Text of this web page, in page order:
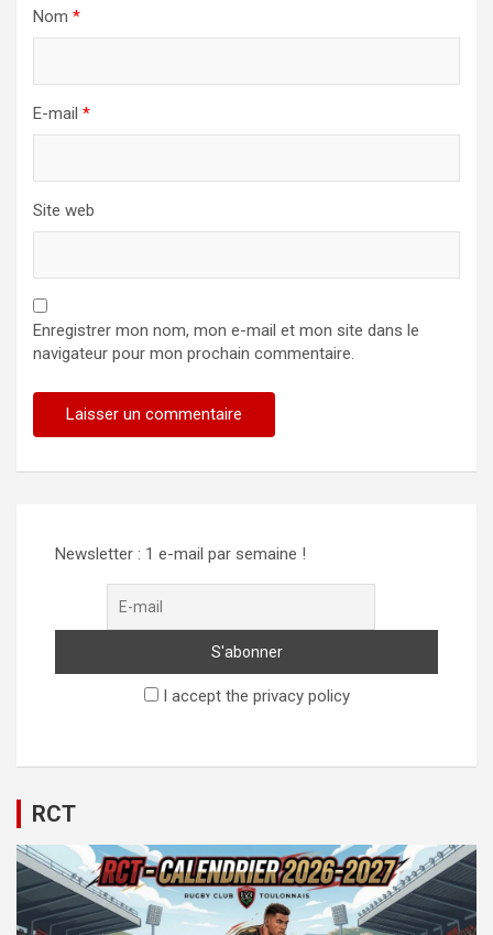
Nom *
E-mail *
Site web
Enregistrer mon nom, mon e-mail et mon site dans le
navigateur pour mon prochain commentaire.
Newsletter : 1 e-mail par semaine !
I accept the privacy policy
RCT